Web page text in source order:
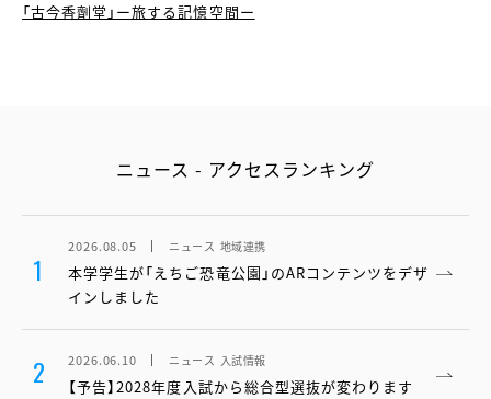
「古今香劑堂」ー旅する記憶空間ー
ニュース - アクセスランキング
1
2026.08.05 ニュース 地域連携
本学学生が「えちご恐竜公園」のARコンテンツをデザ
インしました
2 2026.06.10 ニュース 入試情報
【予告】2028年度入試から総合型選抜が変わります